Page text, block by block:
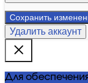
Сохранить
Удалить аккаунт
Для